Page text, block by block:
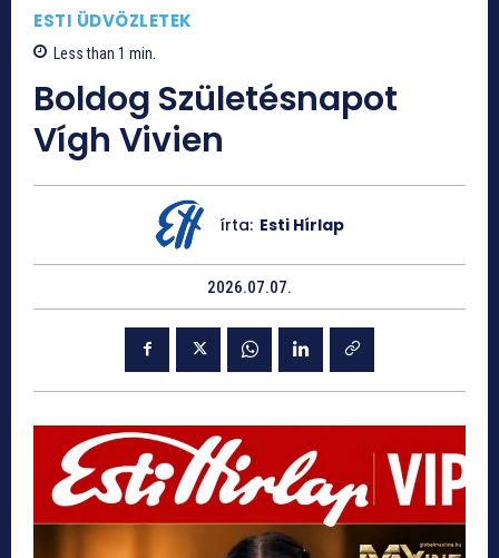
ESTI ÜDVÖZLETEK
Less than 1 min.
Boldog Születésnapot
Vígh Vivien
írta: Esti Hírlap
2026.07.07.